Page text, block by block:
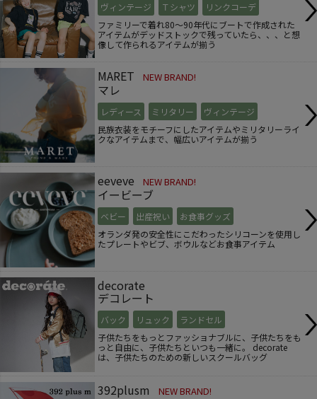
ヴィンテージ Ｔシャツ
リンクコーデ
ファミリーで着れ80～90年代にブートで作成された
アイテムがデッドストックで残っていたら、、、と想
像して作られるアイテムが揃う
MARET NEW BRAND!
マレ
レディース ミリタリー
ヴィンテージ
民族衣装をモチーフにしたアイテムやミリタリーライ
クなアイテムまで、幅広いアイテムが揃う
eeveve NEW BRAND!
イービーブ
ベビー 出産祝い
お食事グッズ
オランダ発の安全性にこだわったシリコーンを使用し
たプレートやビブ、ボウルなどお食事アイテム
decorate
デコレート
バック リュック
ランドセル
子供たちをもっとファッショナブルに、子供たちをも
っと自由に、子供たちといつも一緒に。 decorate
は、子供たちのための新しいスクールバッグ
392plusm NEW BRAND!